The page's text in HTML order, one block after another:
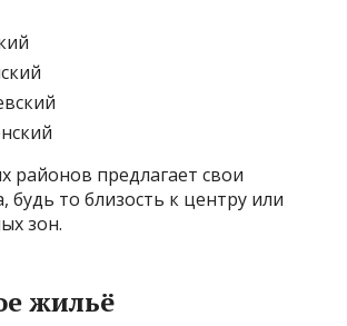
районов предлагает свои
будь то близость к центру или
зон.
жильё